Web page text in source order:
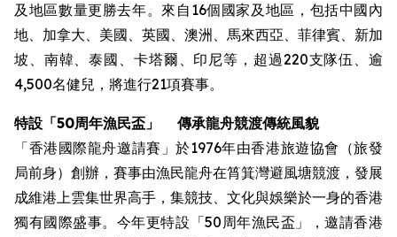
及地區數量更勝去年。來自16個國家及地區，包括中國內
地、加拿大、美國、英國、澳洲、馬來西亞、菲律賓、新加
坡、南韓、泰國、卡塔爾、印尼等，超過220支隊伍、逾
4,500名健兒，將進行21項賽事。
特設 「50周年漁民盃」
傳承龍舟競渡傳統風貌
「香港國際龍舟邀請賽」於1976年由香港旅遊協會（旅發
局前身）創辦，賽事由漁民龍舟在筲箕灣避風塘競渡，發展
成維港上雲集世界高手，集競技、文化與娛樂於一身的香港
獨有國際盛事。今年更特設「50周年漁民盃」，邀請香港